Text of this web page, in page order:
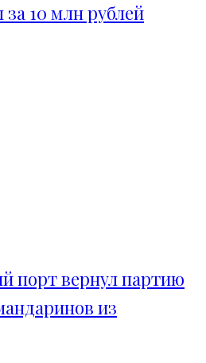
10 млн рублей
порт вернул партию
из